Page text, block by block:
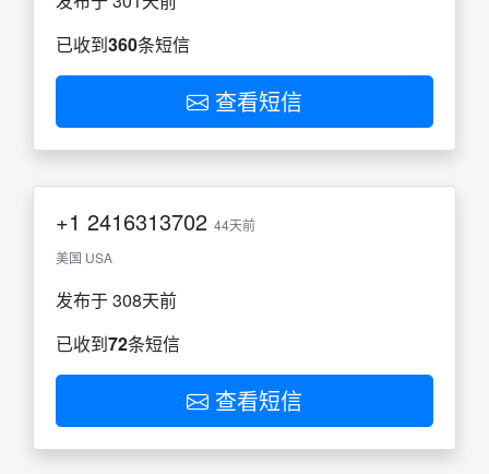
已收到360条短信
查看短信
+1 2416313702 44天前
美国 USA
发布于 308天前
已收到72条短信
查看短信